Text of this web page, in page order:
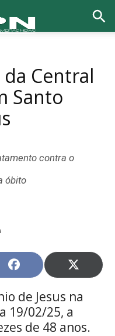
Central
Santo
contra o
óbito
Share
on
Facebook
Share
on
X
de Jesus na
19/02/25, a
de 48 anos.